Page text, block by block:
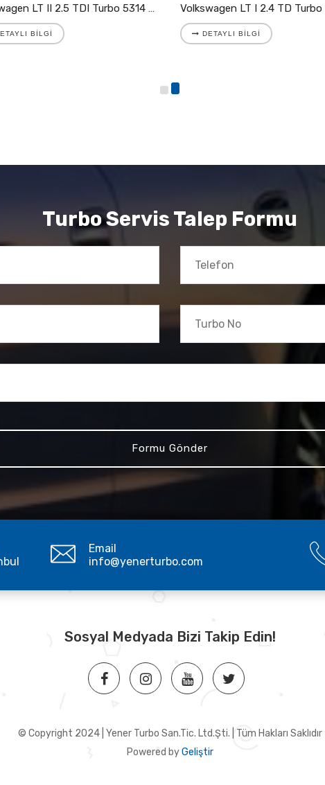
Volkswagen LT II 2.5 TDI Turbo 5314 988 7025
BILGI DETAYLI BILGI
Turbo Servis Talep Formu
Email
info@yenerturbo.com
Sosyal Medyada Bizi Takip Edin!
© Copyright 2024 | Yener Turbo San.Tic. Ltd.Şti. | Tüm Hakları Saklıdır
Powered byGeliştir